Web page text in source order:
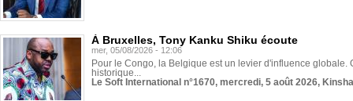
À Bruxelles, Tony Kanku Shiku écoute
mer, 05/08/2026 - 12:06
Pour le Congo, la Belgique est un levier d'influence globale.
historique...
Le Soft International n°1670, mercredi, 5 août 2026,